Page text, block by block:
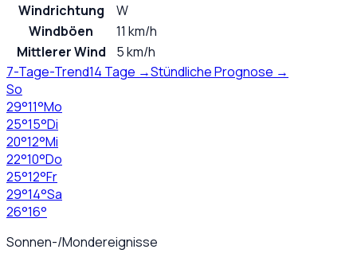
Windrichtung
W
Windböen
11 km/h
Mittlerer Wind
5 km/h
7-Tage-Trend14 Tage →Stündliche Prognose →
So
29°11°Mo
25°15°Di
20°12°Mi
22°10°Do
25°12°Fr
29°14°Sa
26°16°
Sonnen-/Mondereignisse